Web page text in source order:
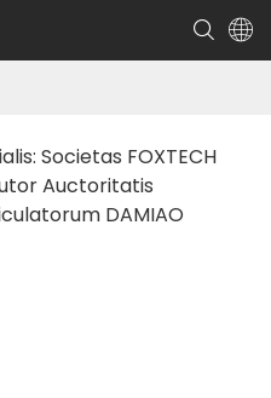
Societas FOXTECH
Auctoritatis
DAMIAO